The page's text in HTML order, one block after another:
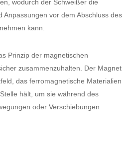
wodurch der Schweißer die
Anpassungen vor dem Abschluss des
kann.
Prinzip der magnetischen
zusammenzuhalten. Der Magnet
das ferromagnetische Materialien
hält, um sie während des
oder Verschiebungen